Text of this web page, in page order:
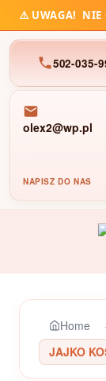
⚠️ UWAGA! NIE
502-035-
olex2@wp.pl
NAPISZ DO NAS
Home
JAJKO